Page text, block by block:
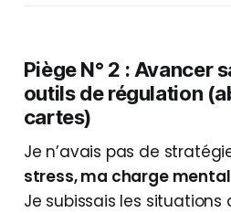
Piège N° 2 : Avancer
outils de régulation
cartes)
Je n’avais pas de
stress, ma charge
Je subissais les situations